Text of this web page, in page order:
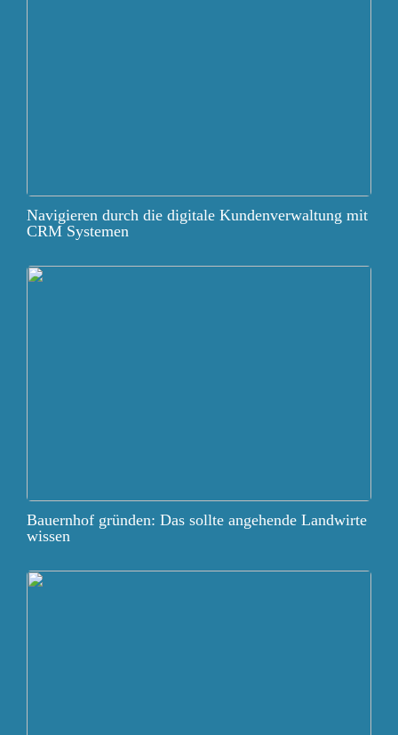
Navigieren durch die digitale Kundenverwaltung mit
CRM Systemen
Bauernhof gründen: Das sollte angehende Landwirte
wissen